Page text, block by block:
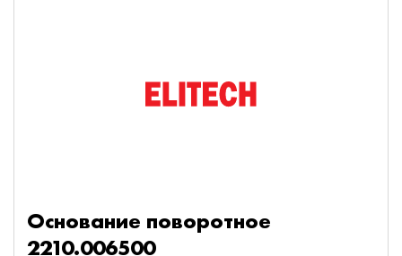
Основание поворотное
2210.006500